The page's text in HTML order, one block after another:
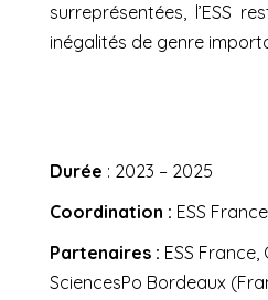
surreprésentées, l’ESS
inégalités de genre
Durée : 2023 – 2025
Coordination : ESS
Partenaires : ESS France,
SciencesPo Bordeaux